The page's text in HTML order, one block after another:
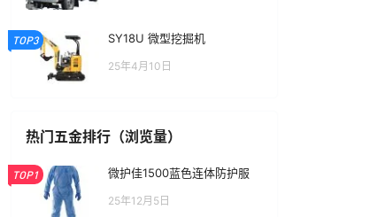
TOP3 SY18U 微型挖掘机
25年4月10日
热门五金排行（浏览量）
TOP1 微护佳1500蓝色连体防护服
25年12月5日